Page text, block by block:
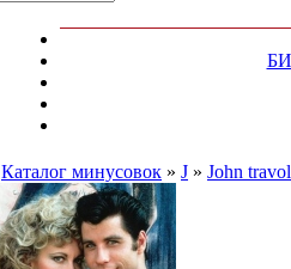
Каталог минусовок » J » John